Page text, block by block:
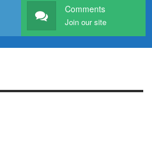
Comments
Join our site